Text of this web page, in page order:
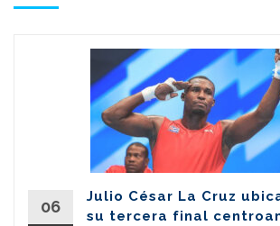
06
Julio César La Cruz
su tercera final